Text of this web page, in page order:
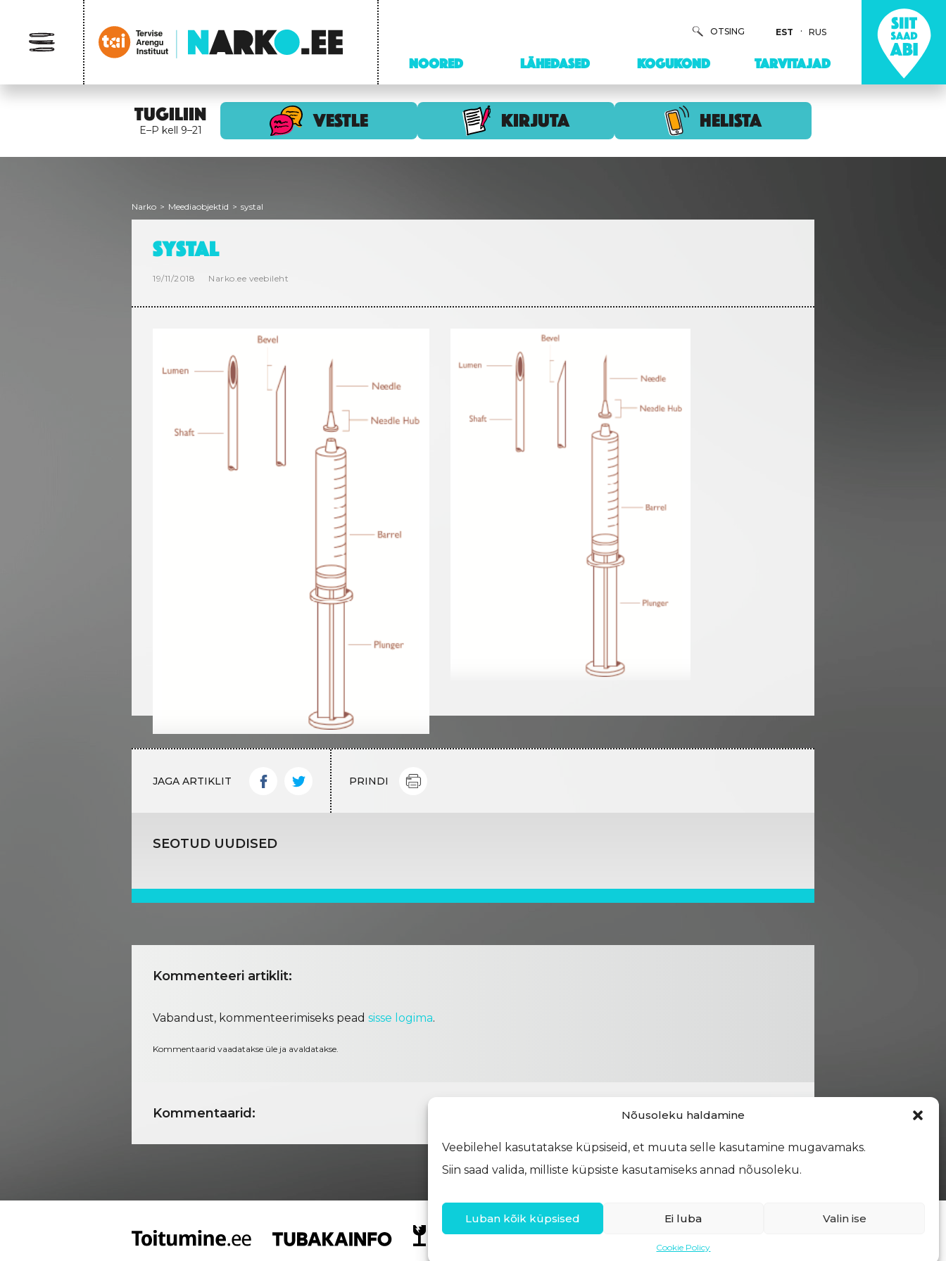
Nõusoleku haldamine
Veebilehel kasutatakse küpsiseid, et muuta selle kasutamine mugavamaks.
Siin saad valida, milliste küpsiste kasutamiseks annad nõusoleku.
Luban kõik küpsised Ei luba Valin ise
Cookie Policy
OTSING EST RUS
NOORED LÄHEDASED KOGUKOND TARVITAJAD
TUGILIIN
E–P kell 9–21 VESTLE KIRJUTA HELISTA
Narko > Meediaobjektid > systal
SYSTAL
19/11/2018 Narko.ee veebileht
JAGA ARTIKLIT PRINDI
SEOTUD UUDISED
Kommenteeri artiklit:
Vabandust, kommenteerimiseks pead sisse logima.
Kommentaarid vaadatakse üle ja avaldatakse.
Kommentaarid: